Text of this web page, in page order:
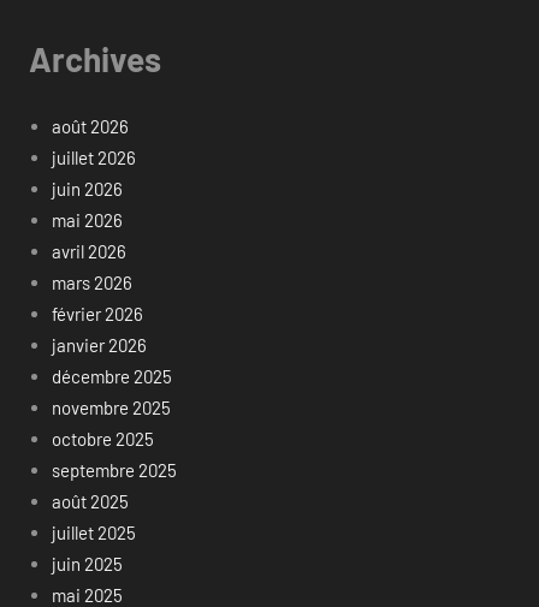
Archives
août 2026
juillet 2026
juin 2026
mai 2026
avril 2026
mars 2026
février 2026
janvier 2026
décembre 2025
novembre 2025
octobre 2025
septembre 2025
août 2025
juillet 2025
juin 2025
mai 2025